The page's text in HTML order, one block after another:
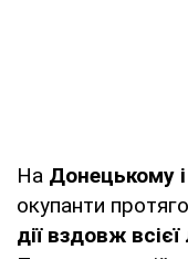
На Донецькому
окупанти
дії вздовж всієї